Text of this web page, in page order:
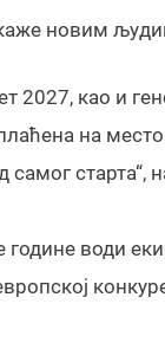
новим
2027, као и
на
старта“,
води